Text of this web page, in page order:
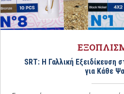
SRT: Η Γαλλική Εξειδίκευση
για Κάθε